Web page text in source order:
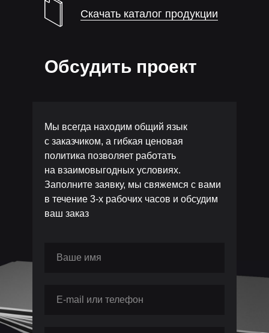
Скачать каталог продукции
Мы всегда находим общий язык
с заказчиком, а гибкая ценовая
политика позволяет работать
на взаимовыгодных условиях.
Заполните заявку, мы свяжемся с вами
в течение 3-х рабочих часов и обсудим
ваш заказ
Обсудить проект
Ваше имя
E-mail или телефон